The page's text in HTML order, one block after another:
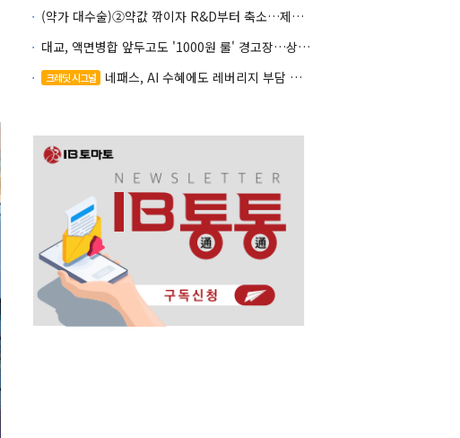
(약가 대수술)②약값 깎이자 R&D부터 축소…제약업계 비상경영 돌입
대교, 액면병합 앞두고도 '1000원 룰' 경고장…상장유지 시험대
크레딧 시그널 네패스, AI 수혜에도 레버리지 부담 여전